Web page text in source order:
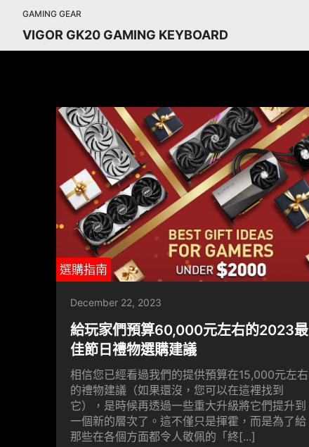
GAMING GEAR
VIGOR GK20 GAMING KEYBOARD
選購指南
December 22, 2023
給玩家們預算60,000元左右的2023最
佳節日禮物選購建議
相信您已經看過我們的提供預算在15,000元左右
的禮物建議（如果還沒，您可以在這裡找到
它），是時候再透過一些重大升級將它們提升到
一個新的層次了。這不僅只是揮霍，而是為了給
那些在各個方面都令人敬佩的「終[...]